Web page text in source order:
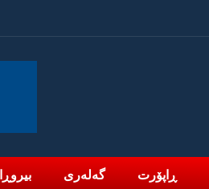
ڕاپۆرت گەلەری بیروڕا